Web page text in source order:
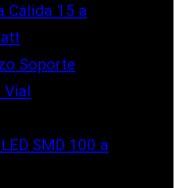
Cálida 15 a
Soporte
Vial
SMD 100 a